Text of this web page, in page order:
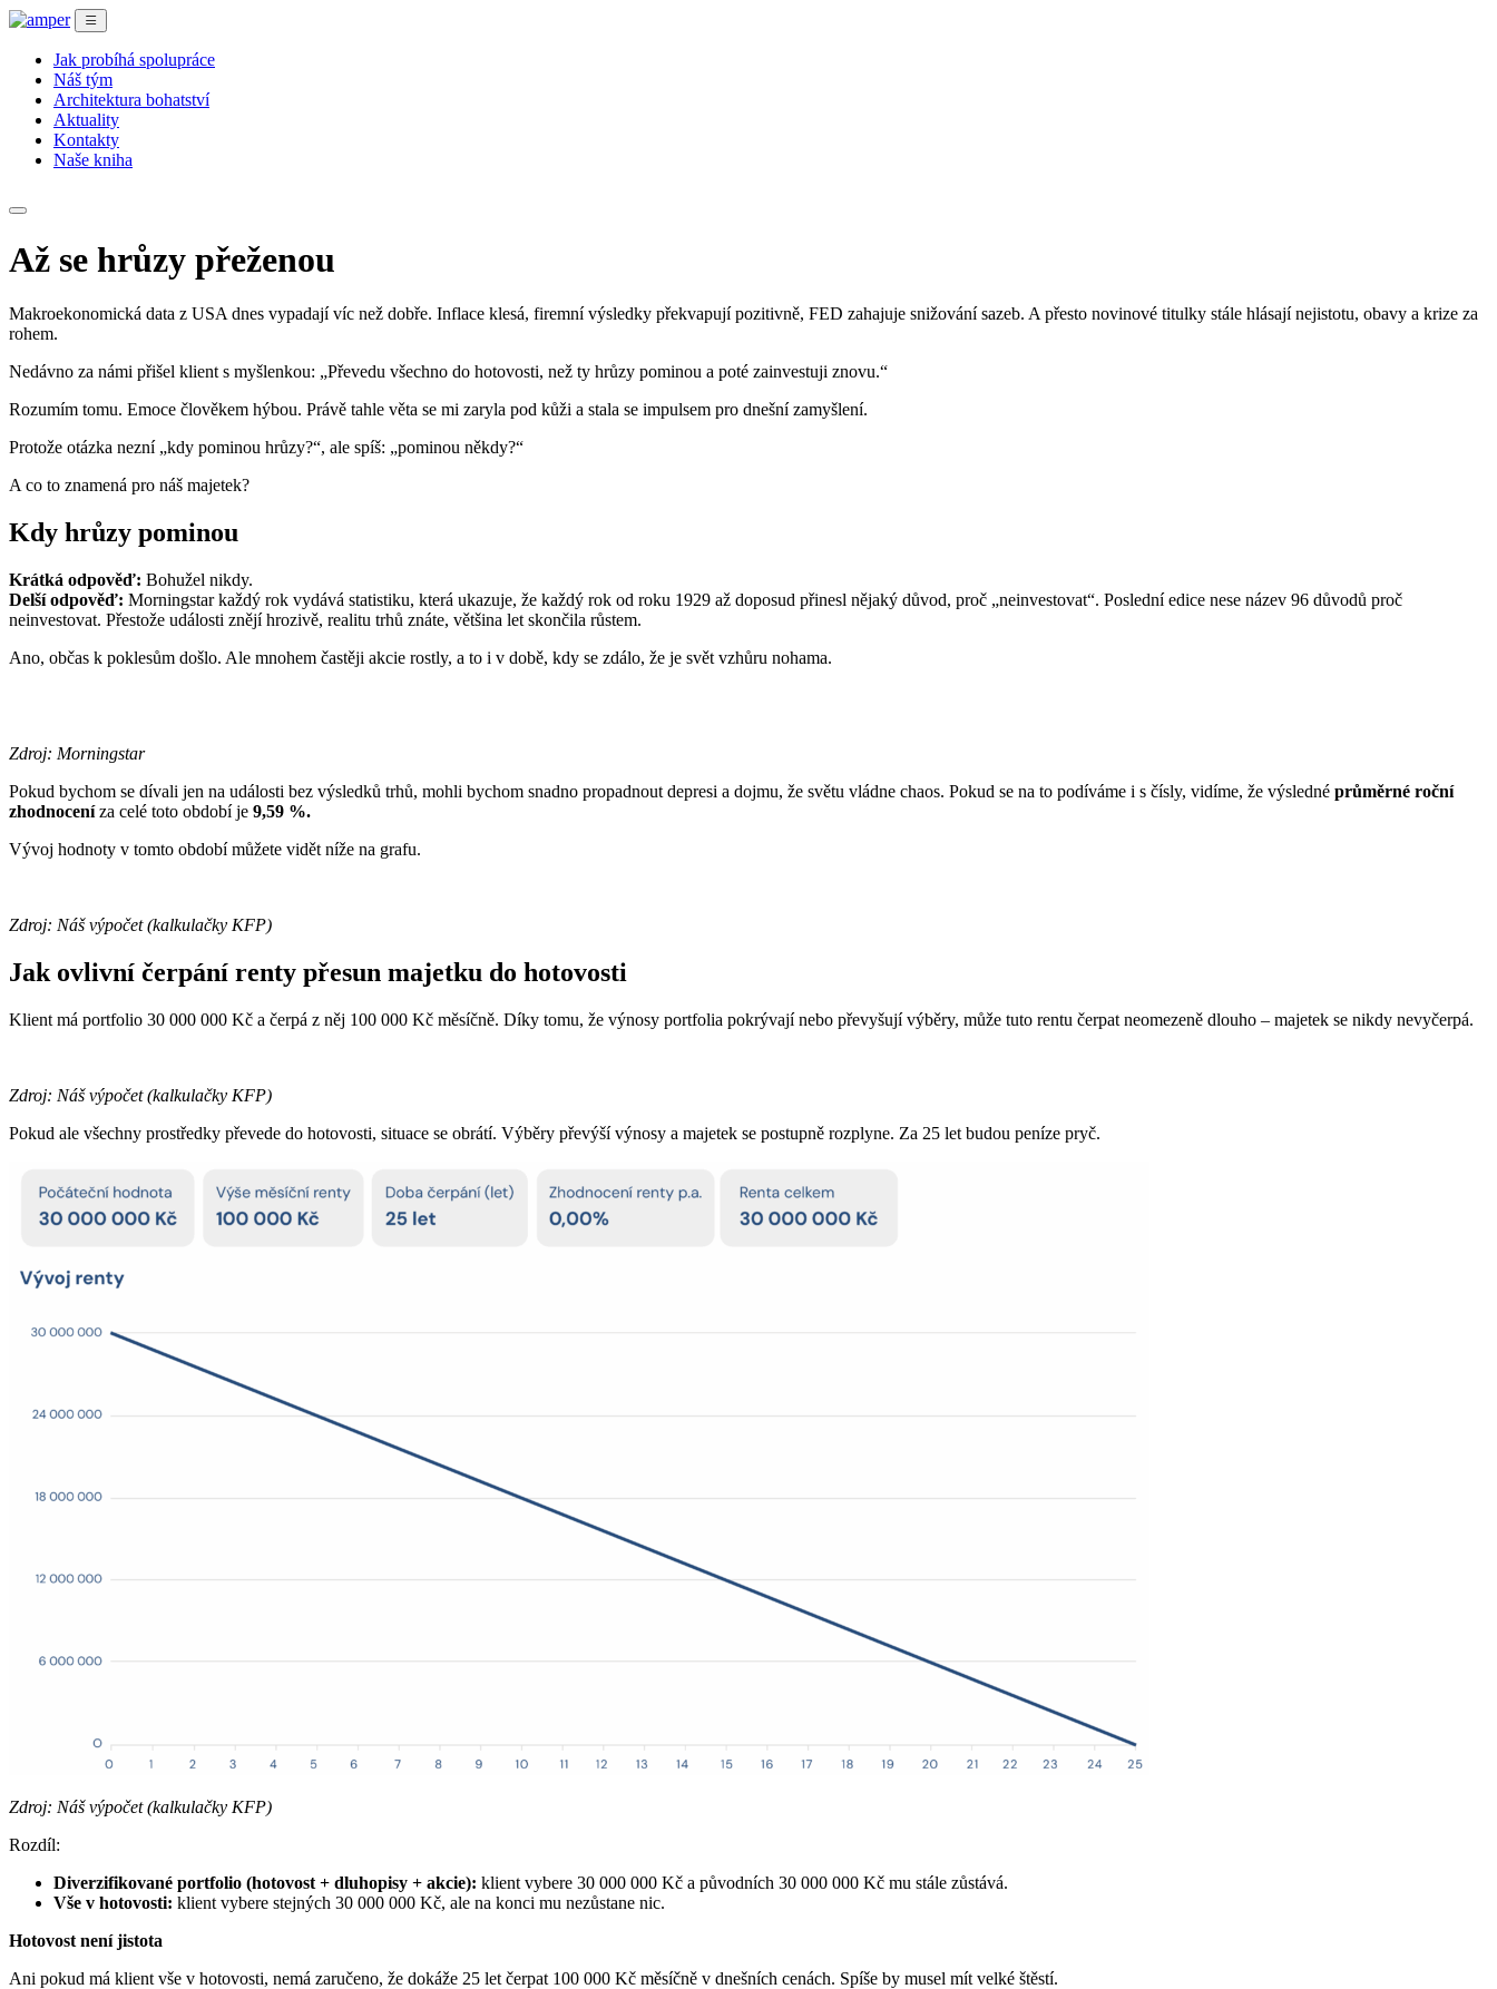
Jak probíhá spolupráce
Náš tým
Architektura bohatství
Aktuality
Kontakty
Naše kniha
Až se hrůzy přeženou
Makroekonomická data z USA dnes vypadají víc než dobře. Inflace klesá, firemní výsledky překvapují pozitivně, FED zahajuje snižování sazeb. A přesto novinové titulky stále hlásají nejistotu, obavy a krize za
rohem.
Nedávno za námi přišel klient s myšlenkou: „Převedu všechno do hotovosti, než ty hrůzy pominou a poté zainvestuji znovu.“
Rozumím tomu. Emoce člověkem hýbou. Právě tahle věta se mi zaryla pod kůži a stala se impulsem pro dnešní zamyšlení.
Protože otázka nezní „kdy pominou hrůzy?“, ale spíš: „pominou někdy?“
A co to znamená pro náš majetek?
Kdy hrůzy pominou
Krátká odpověď: Bohužel nikdy.
Delší odpověď: Morningstar každý rok vydává statistiku, která ukazuje, že každý rok od roku 1929 až doposud přinesl nějaký důvod, proč „neinvestovat“. Poslední edice nese název 96 důvodů proč
neinvestovat. Přestože události znějí hrozivě, realitu trhů znáte, většina let skončila růstem.
Ano, občas k poklesům došlo. Ale mnohem častěji akcie rostly, a to i v době, kdy se zdálo, že je svět vzhůru nohama.
Zdroj: Morningstar
Pokud bychom se dívali jen na události bez výsledků trhů, mohli bychom snadno propadnout depresi a dojmu, že světu vládne chaos. Pokud se na to podíváme i s čísly, vidíme, že výsledné průměrné roční
zhodnoceníza celé toto období je 9,59 %.
Vývoj hodnoty v tomto období můžete vidět níže na grafu.
Zdroj: Náš výpočet (kalkulačky KFP)
Jak ovlivní čerpání renty přesun majetku do hotovosti
Klient má portfolio 30 000 000 Kč a čerpá z něj 100 000 Kč měsíčně. Díky tomu, že výnosy portfolia pokrývají nebo převyšují výběry, může tuto rentu čerpat neomezeně dlouho – majetek se nikdy nevyčerpá.
Zdroj: Náš výpočet (kalkulačky KFP)
Pokud ale všechny prostředky převede do hotovosti, situace se obrátí. Výběry převýší výnosy a majetek se postupně rozplyne. Za 25 let budou peníze pryč.
Zdroj: Náš výpočet (kalkulačky KFP)
Rozdíl:
Diverzifikované portfolio (hotovost + dluhopisy + akcie): klient vybere 30 000 000 Kč a původních 30 000 000 Kč mu stále zůstává.
Vše v hotovosti: klient vybere stejných 30 000 000 Kč, ale na konci mu nezůstane nic.
Hotovost není jistota
Ani pokud má klient vše v hotovosti, nemá zaručeno, že dokáže 25 let čerpat 100 000 Kč měsíčně v dnešních cenách. Spíše by musel mít velké štěstí.